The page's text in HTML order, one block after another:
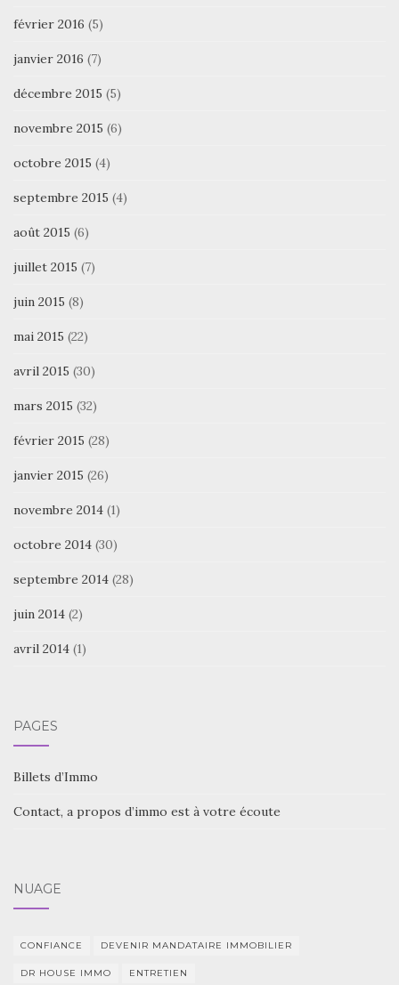
février 2016 (5)
janvier 2016 (7)
décembre 2015 (5)
novembre 2015 (6)
octobre 2015 (4)
septembre 2015 (4)
août 2015 (6)
juillet 2015 (7)
juin 2015 (8)
mai 2015 (22)
avril 2015 (30)
mars 2015 (32)
février 2015 (28)
janvier 2015 (26)
novembre 2014 (1)
octobre 2014 (30)
septembre 2014 (28)
juin 2014 (2)
avril 2014 (1)
PAGES
Billets d’Immo
Contact, a propos d’immo est à votre écoute
NUAGE
CONFIANCE DEVENIR MANDATAIRE IMMOBILIER
DR HOUSE IMMO ENTRETIEN